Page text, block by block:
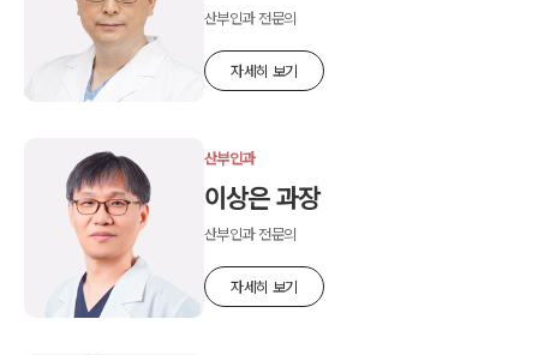
산부인과 전문의
자세히 보기
산부인과
이상은 과장
산부인과 전문의
자세히 보기